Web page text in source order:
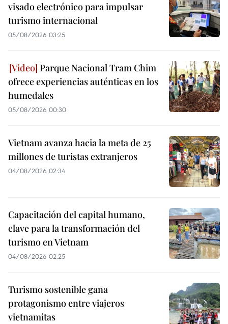
visado electrónico para impulsar
turismo internacional
05/08/2026 03:25
Parque Nacional Tram Chim
ofrece experiencias auténticas en los
humedales
05/08/2026 00:30
Vietnam avanza hacia la meta de 25
millones de turistas extranjeros
04/08/2026 02:34
Capacitación del capital humano,
clave para la transformación del
turismo en Vietnam
04/08/2026 02:25
Turismo sostenible gana
protagonismo entre viajeros
vietnamitas